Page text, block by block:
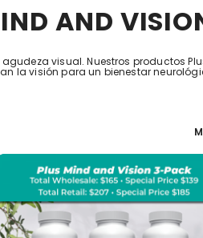
AND
visual. Nuestros productos
la visión para un bienestar